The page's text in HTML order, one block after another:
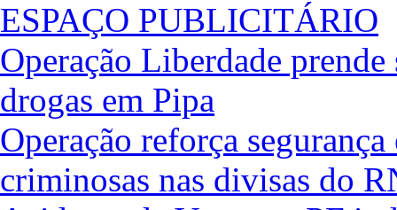
ESPAÇO PUBLICITÁRIO
Operação Liberdade
drogas em Pipa
Operação reforça
criminosas nas divisas do